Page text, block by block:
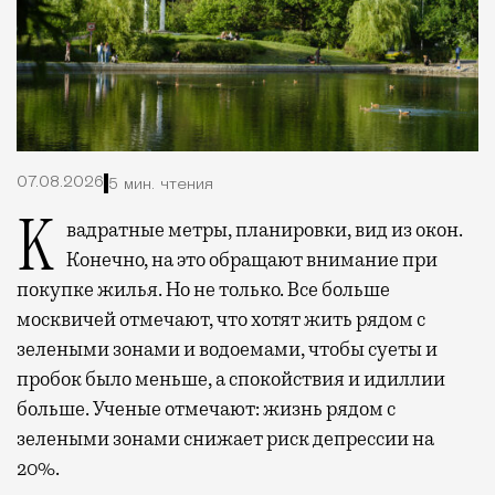
07.08.2026 5 мин. чтения
Квадратные метры, планировки, вид из окон. Конечно, на это обращают внимание при
покупке жилья. Но не только. Все больше
москвичей отмечают, что хотят жить рядом с
зелеными зонами и водоемами, чтобы суеты и
пробок было меньше, а спокойствия и идиллии
больше. Ученые отмечают: жизнь рядом с
зелеными зонами снижает риск депрессии на
20%.